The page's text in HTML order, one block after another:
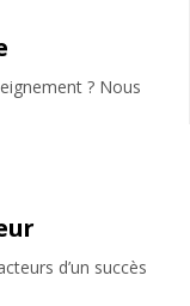
? Nous
d’un succès